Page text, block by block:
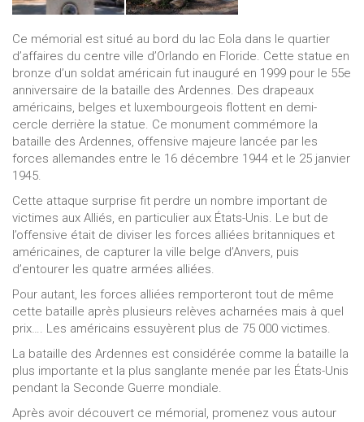
Ce mémorial est situé au bord du lac Eola dans le quartier
d’affaires du centre ville d’Orlando en Floride. Cette statue en
bronze d’un soldat américain fut inauguré en 1999 pour le 55e
anniversaire de la bataille des Ardennes. Des drapeaux
américains, belges et luxembourgeois flottent en demi-
cercle derrière la statue. Ce monument commémore la
bataille des Ardennes, offensive majeure lancée par les
forces allemandes entre le 16 décembre 1944 et le 25 janvier
1945.
Cette attaque surprise fit perdre un nombre important de
victimes aux Alliés, en particulier aux États-Unis. Le but de
l’offensive était de diviser les forces alliées britanniques et
américaines, de capturer la ville belge d’Anvers, puis
d’entourer les quatre armées alliées.
Pour autant, les forces alliées remporteront tout de même
cette bataille après plusieurs relèves acharnées mais à quel
prix…. Les américains essuyèrent plus de 75 000 victimes.
La bataille des Ardennes est considérée comme la bataille la
plus importante et la plus sanglante menée par les États-Unis
pendant la Seconde Guerre mondiale.
Après avoir découvert ce mémorial, promenez vous autour